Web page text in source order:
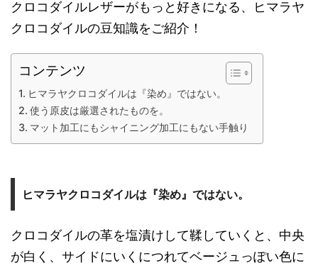
クロコダイルレザーがもっと好きになる、ヒマラヤ
クロコダイルの豆知識をご紹介！
コンテンツ
ヒマラヤクロコダイルは『染め』ではない。
使う原皮は厳選されたものを。
マット加工にもシャイニング加工にもない手触り
ヒマラヤクロコダイルは『染め』ではない。
クロコダイルの革を塩漬けして鞣していくと、中央
が白く、サイドにいくにつれてベージュっぽい色に